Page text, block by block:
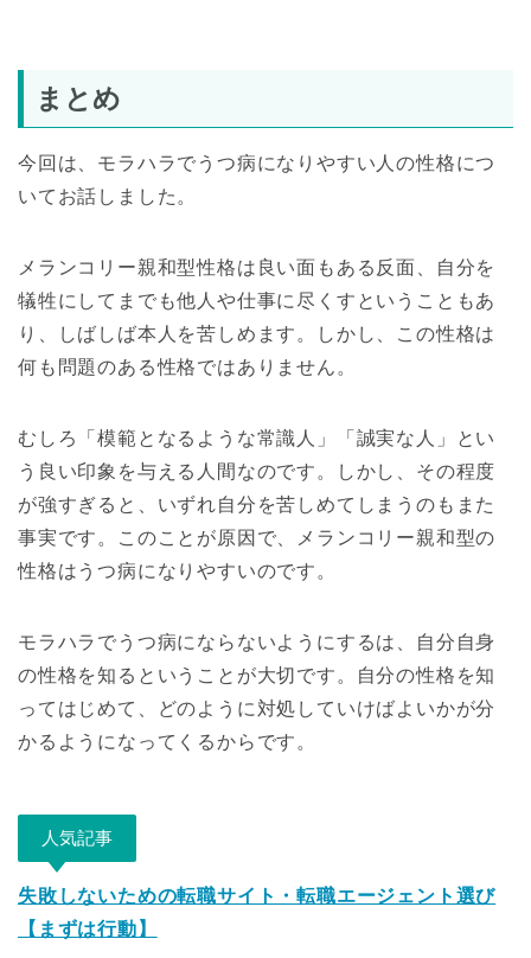
まとめ
今回は、モラハラでうつ病になりやすい人の性格につ
いてお話しました。
メランコリー親和型性格は良い面もある反面、自分を
犠牲にしてまでも他人や仕事に尽くすということもあ
り、しばしば本人を苦しめます。しかし、この性格は
何も問題のある性格ではありません。
むしろ「模範となるような常識人」「誠実な人」とい
う良い印象を与える人間なのです。しかし、その程度
が強すぎると、いずれ自分を苦しめてしまうのもまた
事実です。このことが原因で、メランコリー親和型の
性格はうつ病になりやすいのです。
モラハラでうつ病にならないようにするは、自分自身
の性格を知るということが大切です。自分の性格を知
ってはじめて、どのように対処していけばよいかが分
かるようになってくるからです。
人気記事
失敗しないための転職サイト・転職エージェント選び
【まずは行動】